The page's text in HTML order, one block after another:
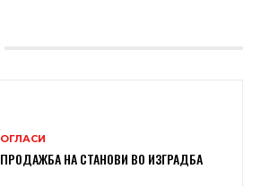
ОГЛАСИ
ПРОДАЖБА НА СТАНОВИ ВО ИЗГРАДБА